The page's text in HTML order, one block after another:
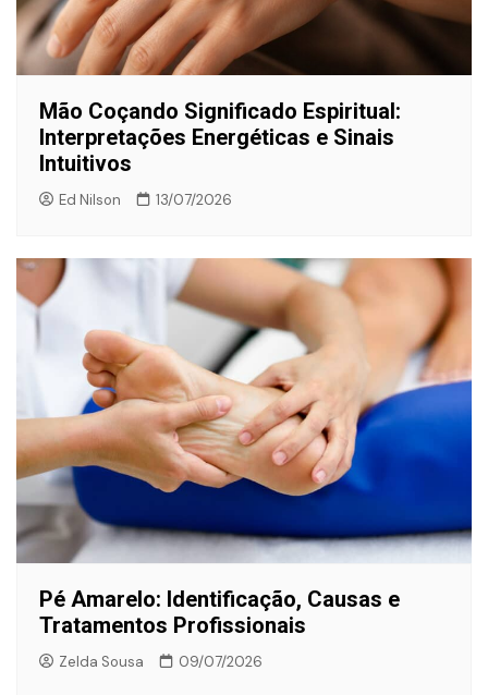
Mão Coçando Significado Espiritual:
Interpretações Energéticas e Sinais
Intuitivos
Ed Nilson 13/07/2026
Pé Amarelo: Identificação, Causas e
Tratamentos Profissionais
Zelda Sousa 09/07/2026